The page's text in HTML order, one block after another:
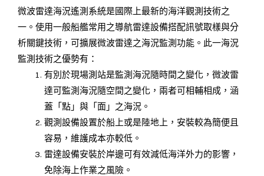
微波雷達海況遙測系統是國際上最新的海洋觀測技術之
一。使用一般船艦常用之導航雷達設備搭配訊號取樣與分
析關鍵技術，可擴展微波雷達之海況監測功能。此一海況
監測技術之優勢有：
有別於現場測站是監測海況隨時間之變化，微波雷
達可監測海況隨空間之變化，兩者可相輔相成，涵
蓋「點」與「面」之海況。
觀測設備設置於船上或是陸地上，安裝較為簡便且
容易，維護成本亦較低。
雷達設備安裝於岸邊可有效減低海洋外力的影響，
免除海上作業之風險。